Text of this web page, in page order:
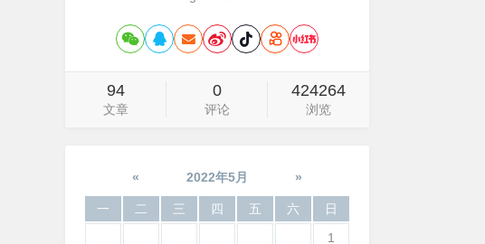
94
文章
0
评论
424264
浏览
« 2022年5月 »
一 二 三 四 五 六
日
1